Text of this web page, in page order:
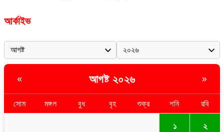
আর্কাইভ
« আগষ্ট ২০২৬ »
সোম মঙ্গল বুধ বৃহ শুক্র শনি রবি
১ ২